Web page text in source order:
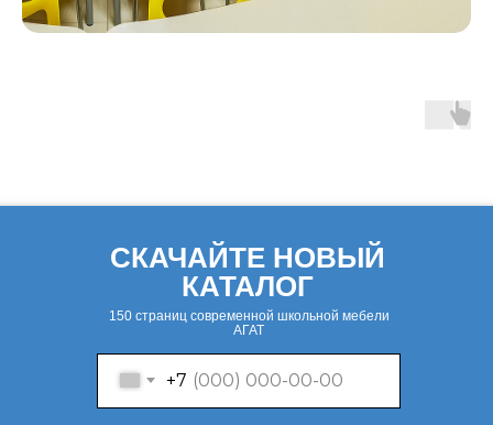
150 страниц современной школьной мебели
АГАТ
СКАЧАЙТЕ НОВЫЙ
КАТАЛОГ
+7